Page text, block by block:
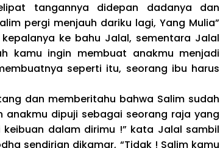
tangannya didepan dadanya dan
pergi menjauh dariku lagi, Yang Mulia”
ke bahu Jalal, sementara Jalal
kamu ingin membuat anakmu menjadi
seperti itu, seorang ibu harus
dan memberitahu bahwa Salim sudah
anakmu dipuji sebagai seorang raja yang
dalam dirimu !” kata Jalal sambil
sendirian dikamar, “Tidak ! Salim kamu